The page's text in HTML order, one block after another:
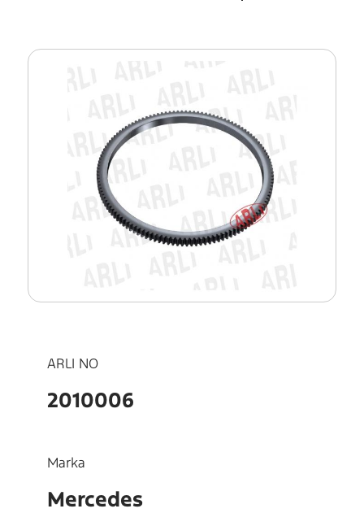
ARLI NO
2010006
Marka
Mercedes